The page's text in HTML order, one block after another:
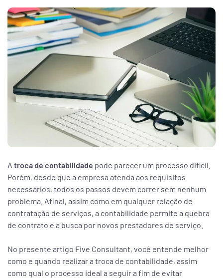
A troca de contabilidade pode parecer um processo difícil.
Porém, desde que a empresa atenda aos requisitos
necessários, todos os passos devem correr sem nenhum
problema. Afinal, assim como em qualquer relação de
contratação de serviços, a contabilidade permite a quebra
de contrato e a busca por novos prestadores de serviço.
No presente artigo Five Consultant, você entende melhor
como e quando realizar a troca de contabilidade, assim
como qual o processo ideal a seguir a fim de evitar